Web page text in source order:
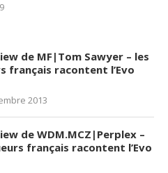
de MF|Tom Sawyer – les
français racontent l’Evo
2013
de WDM.MCZ|Perplex –
français racontent l’Evo